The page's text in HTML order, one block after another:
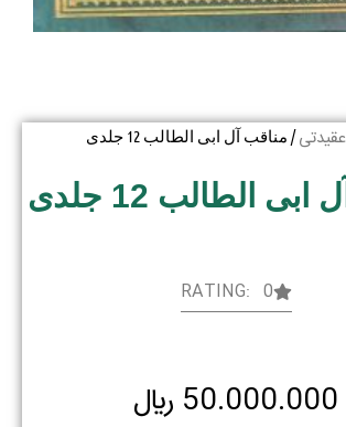
عقیدتی/ مناقب آل ابی الطالب 12 جلدی
الطالب 12 جلدی
RATING: 0
50.000.000 ﷼